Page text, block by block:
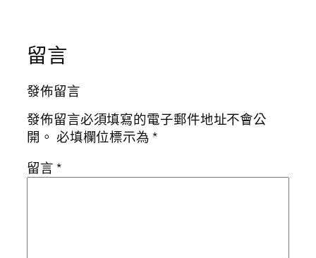
留言
發佈留言
發佈留言必須填寫的電子郵件地址不會公
開。 必填欄位標示為*
留言*